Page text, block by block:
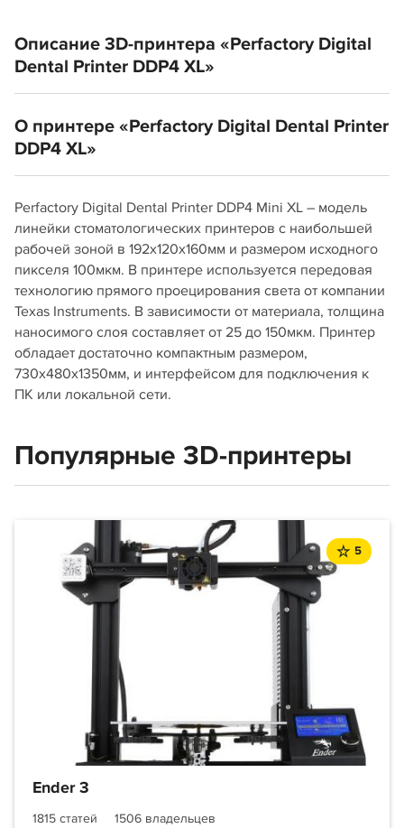
Описание 3D-принтера «Perfactory Digital
Dental Printer DDP4 XL»
О принтере «Perfactory Digital Dental Printer
DDP4 XL»
Perfactory Digital Dental Printer DDP4 Mini XL – модель
линейки стоматологических принтеров с наибольшей
рабочей зоной в 192х120х160мм и размером исходного
пикселя 100мкм. В принтере используется передовая
технологию прямого проецирования света от компании
Texas Instruments. В зависимости от материала, толщина
наносимого слоя составляет от 25 до 150мкм. Принтер
обладает достаточно компактным размером,
730х480х1350мм, и интерфейсом для подключения к
ПК или локальной сети.
Популярные 3D-принтеры
5
Ender 3
1815 статей
1506 владельцев